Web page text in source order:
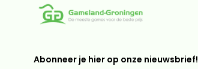
Abonneer je hier op onze nieuwsbrief!